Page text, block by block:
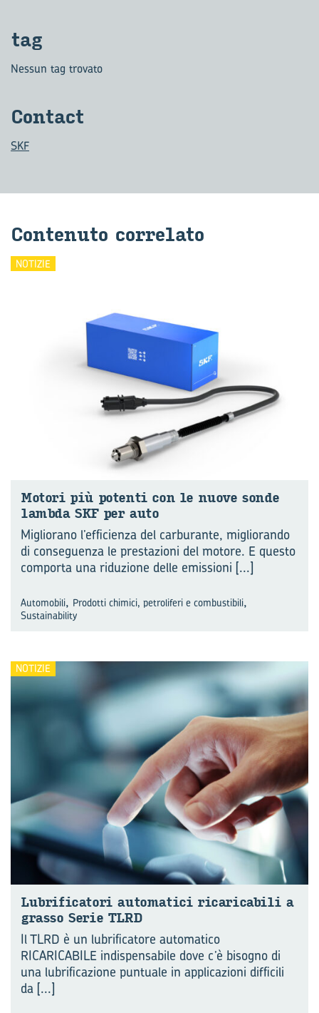
tag
Nessun tag trovato
Con­tact
SKF
Con­te­nu­to cor­re­la­to
NOTIZIE
Mo­to­ri più po­ten­ti con le nuove sonde
lamb­da SKF per auto
Migliorano l’efficienza del carburante, migliorando
di conseguenza le prestazioni del motore. E questo
comporta una riduzione delle emissioni [...]
Automobili, Prodotti chimici, petroliferi e combustibili,
Sustainability
NOTIZIE
Lu­bri­fi­ca­to­ri au­to­ma­ti­ci ri­ca­ri­ca­bi­li a
gras­so Serie TLRD
Il TLRD è un lubrificatore automatico
RICARICABILE indispensabile dove c’è bisogno di
una lubrificazione puntuale in applicazioni difficili
da [...]